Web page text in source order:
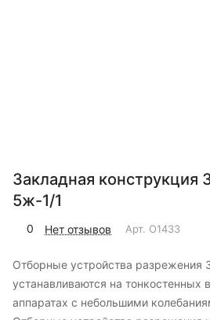
Закладная конструкция
5ж-1/1
0 Нет отзывов Арт. O1433
Отборные устройства разрежения
устанавливаются на тонкостенных
аппаратах с небольшими